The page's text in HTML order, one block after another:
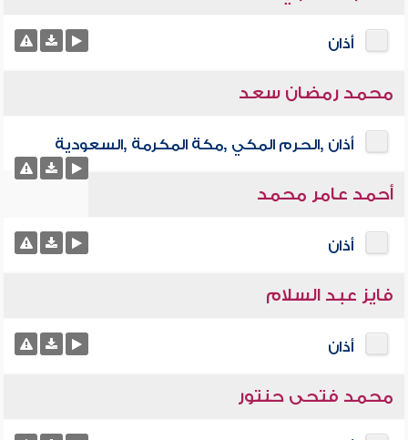
أذان
محمد رمضان سعد
أذان ,الحرم المكي ,مكة المكرمة ,السعودية
أحمد عامر محمد
أذان
فايز عبد السلام
أذان
محمد فتحى حنتور